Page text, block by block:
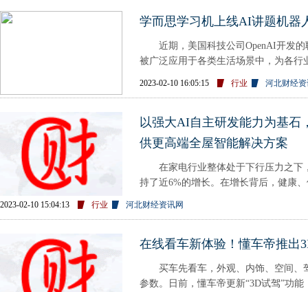
学而思学习机上线AI讲题机器
近期，美国科技公司OpenAI开发的
被广泛应用于各类生活场景中，为各
2023-02-10 16:05:15 行业 河北财经
以强大AI自主研发能力为基石
供更高端全屋智能解决方案
在家电行业整体处于下行压力之下
持了近6%的增长。在增长背后，健康
2023-02-10 15:04:13 行业 河北财经资讯网
在线看车新体验！懂车帝推出
买车先看车，外观、内饰、空间、
参数。日前，懂车帝更新“3D试驾”功